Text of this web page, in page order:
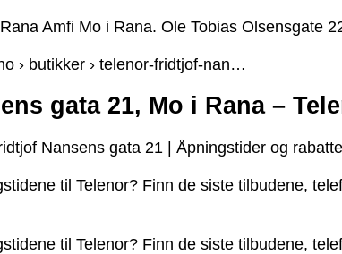
Amfi Mo i Rana. Ole Tobias Olsensgate
› butikker › telenor-fridtjof-nan…
gata 21, Mo i Rana –
Nansens gata 21 | Åpningstider og
til Telenor? Finn de siste tilbudene,
til Telenor? Finn de siste tilbudene,